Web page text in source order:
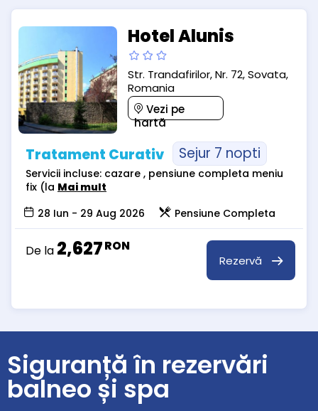
Hotel Alunis
Str. Trandafirilor, Nr. 72, Sovata,
Romania
Vezi pe
hartă
Tratament Curativ Sejur 7 nopti
Servicii incluse: cazare , pensiune completa meniu
fix (la Mai mult
28 Iun - 29 Aug 2026
Pensiune Completa
De la 2,627RON
Rezervă
Siguranță în rezervări
balneo și spa